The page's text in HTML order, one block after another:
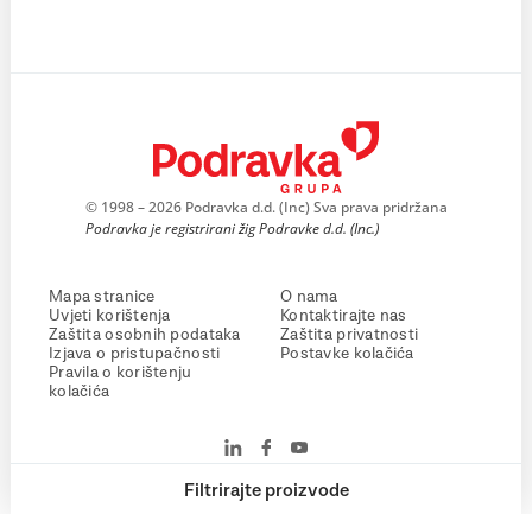
Filtrirajte proizvode
© 1998 – 2026 Podravka d.d. (Inc) Sva prava pridržana
Podravka je registrirani žig Podravke d.d. (Inc.)
Mapa stranice
Uvjeti korištenja
Zaštita osobnih podataka
Izjava o pristupačnosti
Pravila o korištenju
kolačića
O nama
Kontaktirajte nas
Zaštita privatnosti
Postavke kolačića